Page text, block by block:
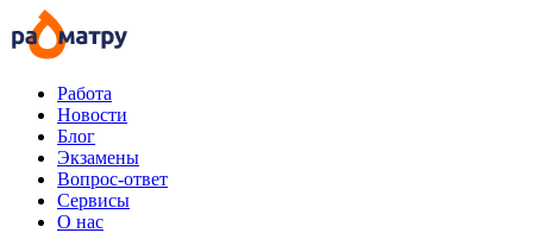
Работа
Новости
Блог
Экзамены
Вопрос-ответ
Сервисы
О нас